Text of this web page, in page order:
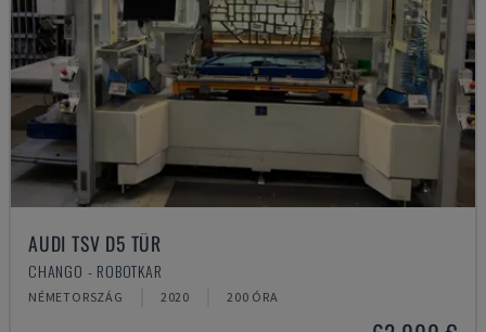
AUDI TSV D5 TÜR
CHANGO - ROBOTKAR
NÉMETORSZÁG 2020 200 ÓRA